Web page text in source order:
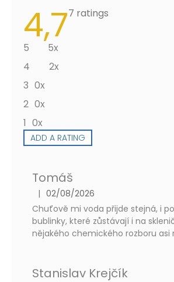
4,7The
average
7 ratings
5
5x
4
2x
3 0x
2 0x
1 0x
ADD A RATING
Tomáš
The product rating is 4 out of 5
| 02/08/2026
Chuťově mi voda přijde stejná, i
bublinky, které zůstávají i na
nějakého chemického rozboru
Stanislav Krejčík